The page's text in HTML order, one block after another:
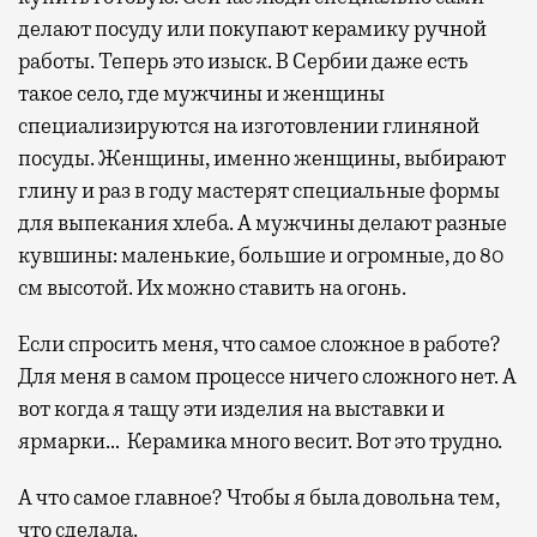
делают посуду или покупают керамику ручной
работы. Теперь это изыск. В Сербии даже есть
такое село, где мужчины и женщины
специализируются на изготовлении глиняной
посуды. Женщины, именно женщины, выбирают
глину и раз в году мастерят специальные формы
для выпекания хлеба. А мужчины делают разные
кувшины: маленькие, большие и огромные, до 80
см высотой. Их можно ставить на огонь.
Если спросить меня, что самое сложное в работе?
Для меня в самом процессе ничего сложного нет. А
вот когда я тащу эти изделия на выставки и
ярмарки… Керамика много весит. Вот это трудно.
А что самое главное? Чтобы я была довольна тем,
что сделала.